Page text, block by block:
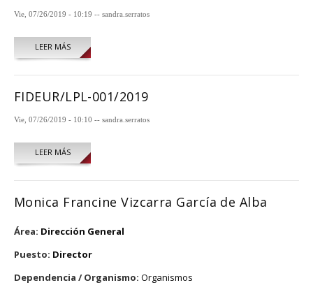
Vie, 07/26/2019 - 10:19 -- sandra.serratos
LEER MÁSSOBRE FIDEUR/LPL-002/2019
FIDEUR/LPL-001/2019
Vie, 07/26/2019 - 10:10 -- sandra.serratos
LEER MÁSSOBRE FIDEUR/LPL-001/2019
Monica Francine Vizcarra García de Alba
Área: Dirección General
Puesto: Director
Dependencia / Organismo: Organismos